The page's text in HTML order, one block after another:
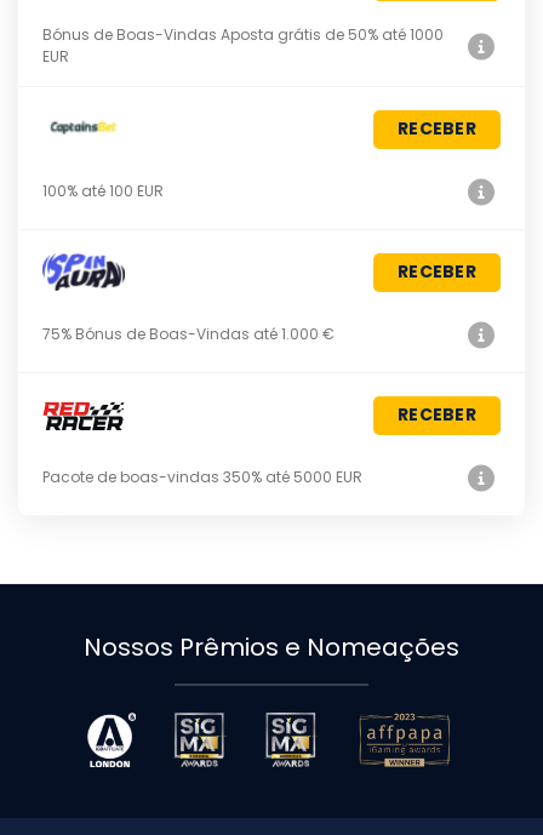
Bónus de Boas-Vindas Aposta grátis de 50% até 1000
EUR
RECEBER
100% até 100 EUR
RECEBER
75% Bónus de Boas-Vindas até 1.000 €
RECEBER
Pacote de boas-vindas 350% até 5000 EUR
Nossos Prêmios e Nomeações